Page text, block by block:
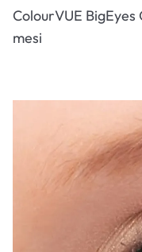
ColourVUE
mesi